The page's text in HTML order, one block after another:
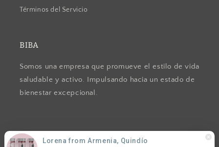
Términos del Servicio
BIBA
Somos una empresa que promueve el estilo de vida
saludable y activo. Impulsando hacia un estado de
bienestar excepcional.
Lorena from Armenia, Quindío